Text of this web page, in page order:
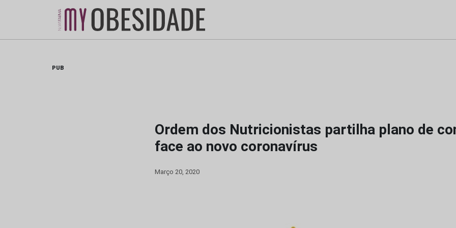
PUB
Ordem dos Nutricionistas partilha plano de
face ao novo coronavírus
Março 20, 2020